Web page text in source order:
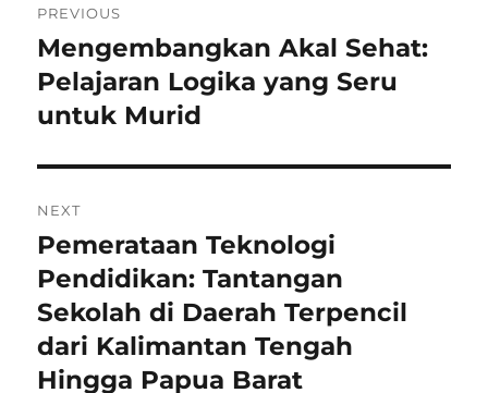
navigation
PREVIOUS
Previous
post:
Mengembangkan Akal Sehat:
Pelajaran Logika yang Seru
untuk Murid
NEXT
Next
post:
Pemerataan Teknologi
Pendidikan: Tantangan
Sekolah di Daerah Terpencil
dari Kalimantan Tengah
Hingga Papua Barat